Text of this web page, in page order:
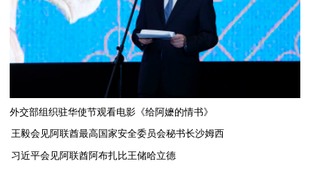
外交部组织驻华使节观看电影《给阿嬷的情书》
王毅会见阿联酋最高国家安全委员会秘书长沙姆西
习近平会见阿联酋阿布扎比王储哈立德